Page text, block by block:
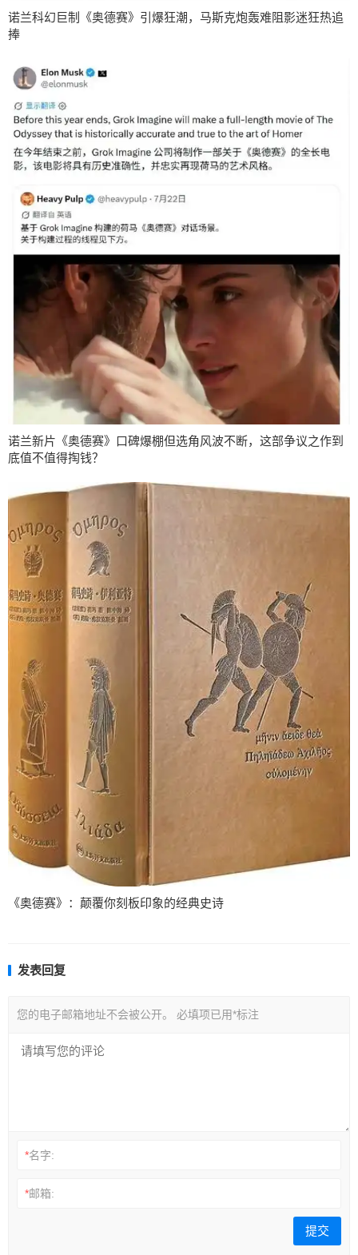
诺兰科幻巨制《奥德赛》引爆狂潮，马斯克炮轰难阻影迷狂热追
捧
诺兰新片《奥德赛》口碑爆棚但选角风波不断，这部争议之作到
底值不值得掏钱？
《奥德赛》：颠覆你刻板印象的经典史诗
发表回复
您的电子邮箱地址不会被公开。 必填项已用*标注
*名字:
*邮箱: